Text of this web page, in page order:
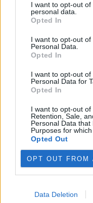
I want to opt-out
personal data.
Opted In
I want to opt-out
Personal Data.
Opted In
I want to opt-out
Personal Data for
Opted In
I want to opt-out of
Retention, Sale,
Personal Data
Purposes for
Opted Out
OPT OUT FROM
Data Deletion
Veterináři v horku
se zploštělým
6.8.2026 15:15 (ČTK)
čumákem, jako jsou
vyhledávají veterinární
dehydrataci nebo
veterinárních lékařů ČR
Do Prahy dorazili
konferenci o klimatu